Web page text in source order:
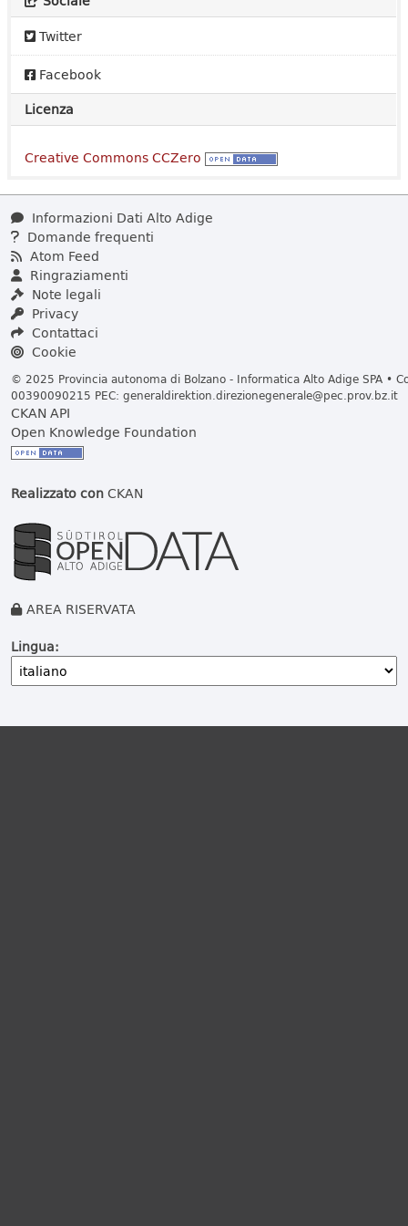
Twitter
Facebook
Licenza
Creative Commons CCZero
Informazioni Dati Alto Adige
Domande frequenti
Atom Feed
Ringraziamenti
Note legali
Privacy
Contattaci
Cookie
© 2025 Provincia autonoma di Bolzano - Informatica Alto Adige SPA •
00390090215 PEC: generaldirektion.direzionegenerale@pec.prov.bz.it
CKAN API
Open Knowledge Foundation
Realizzato conCKAN
AREA RISERVATA
Lingua